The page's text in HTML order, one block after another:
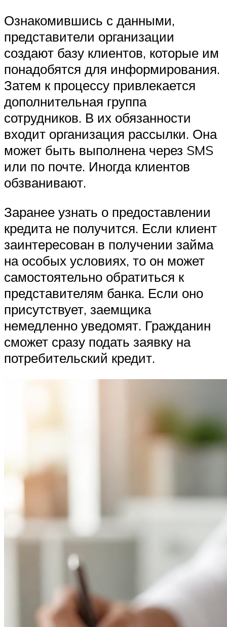
Ознакомившись с данными,
представители организации
создают базу клиентов, которые им
понадобятся для информирования.
Затем к процессу привлекается
дополнительная группа
сотрудников. В их обязанности
входит организация рассылки. Она
может быть выполнена через SMS
или по почте. Иногда клиентов
обзванивают.
Заранее узнать о предоставлении
кредита не получится. Если клиент
заинтересован в получении займа
на особых условиях, то он может
самостоятельно обратиться к
представителям банка. Если оно
присутствует, заемщика
немедленно уведомят. Гражданин
сможет сразу подать заявку на
потребительский кредит.